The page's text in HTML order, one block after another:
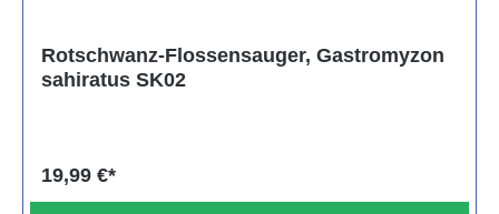
Rotschwanz-Flossensauger, Gastromyzon
sahiratus SK02
19,99 €*